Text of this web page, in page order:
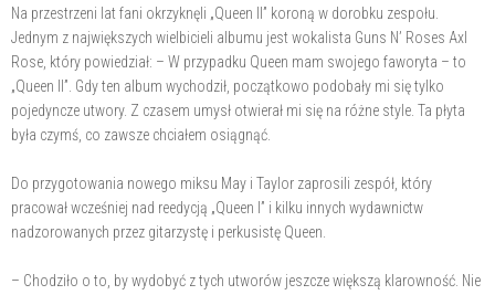
Na przestrzeni lat fani okrzyknęli „Queen II” koroną w dorobku zespołu.
Jednym z największych wielbicieli albumu jest wokalista Guns N’ Roses Axl
Rose, który powiedział: – W przypadku Queen mam swojego faworyta – to
„Queen II”. Gdy ten album wychodził, początkowo podobały mi się tylko
pojedyncze utwory. Z czasem umysł otwierał mi się na różne style. Ta płyta
była czymś, co zawsze chciałem osiągnąć.
Do przygotowania nowego miksu May i Taylor zaprosili zespół, który
pracował wcześniej nad reedycją „Queen I” i kilku innych wydawnictw
nadzorowanych przez gitarzystę i perkusistę Queen.
– Chodziło o to, by wydobyć z tych utworów jeszcze większą klarowność. Nie